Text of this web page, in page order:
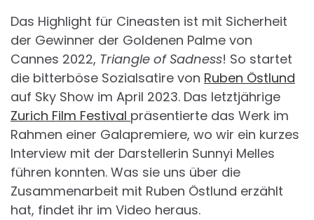
Das Highlight für Cineasten ist mit Sicherheit
der Gewinner der Goldenen Palme von
Cannes 2022, Triangle of Sadness! So startet
die bitterböse Sozialsatire von Ruben Östlund
auf Sky Show im April 2023. Das letztjährige
Zurich Film Festival präsentierte das Werk im
Rahmen einer Galapremiere, wo wir ein kurzes
Interview mit der Darstellerin Sunnyi Melles
führen konnten. Was sie uns über die
Zusammenarbeit mit Ruben Östlund erzählt
hat, findet ihr im Video heraus.